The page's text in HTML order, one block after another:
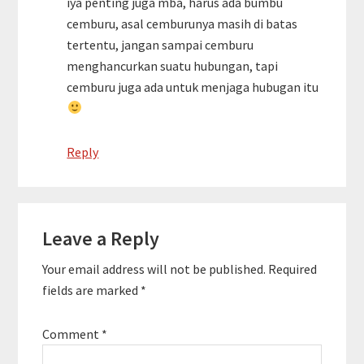
cemburu, asal cemburunya masih di batas
tertentu, jangan sampai cemburu
menghancurkan suatu hubungan, tapi
cemburu juga ada untuk menjaga hubugan itu
Reply
Leave a Reply
Your email address will not be published. Required
fields are marked *
Comment *